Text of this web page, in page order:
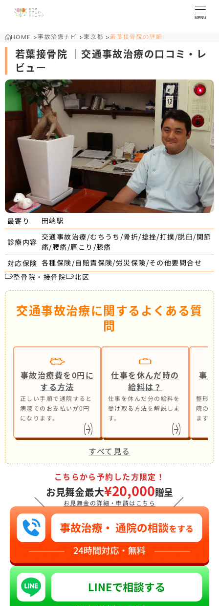
MENU
HOME >事故治療ナビ >東京都 >若葉接骨院の詳細
若葉接骨院 ｜交通事故治療の口コミ・レ
ビュー
最寄り 田端駅
診療内容
交通事故治療/むちうち/骨折/捻挫/打撲/脱臼/関節
痛/腰痛/肩こり/膝痛
対応保険 各種保険/自賠責保険/労災保険/その他要問合せ
整骨院・接骨院
北区
交通事故治療に関するよくある質
問
事故治療費を0円に
する方法
正しい手順で通院すると
病院でのお支払いが0円
になります。
仕事を休んだ時の
給料は？
仕事を休んだ分の給料を
受け取る方法を解説しま
す。
事故
整形外
院の併
ます。
すべて見る
＼
こちらから予約した方限定！
お見舞金最大¥20,000贈呈
お見舞金の詳細・申請はこちら ／